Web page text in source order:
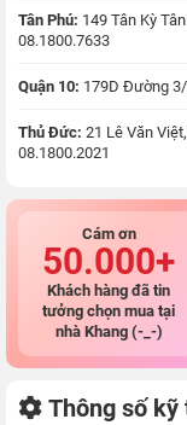
Tân Phú: 149 Tân Kỳ
08.1800.7633
Quận 10: 179D Đường 3/
Thủ Đức: 21 Lê Văn
08.1800.2021
Cám ơn
50.000+
Khách hàng đã tin
tưởng chọn mua tại
nhà Khang (-_-)
Thông số kỹ